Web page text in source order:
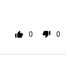
0 0